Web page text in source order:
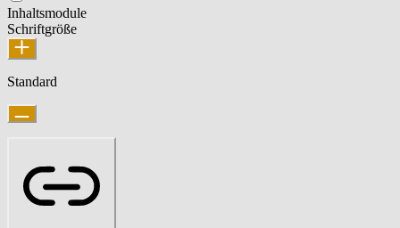
Inhaltsmodule
Schriftgröße
Standard